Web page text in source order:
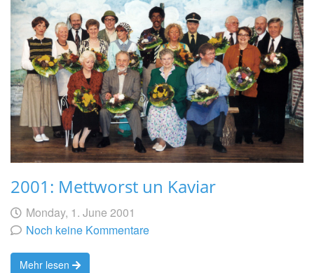
2001: Mettworst un Kaviar
Geschrieben
von
am Monday, 1. June 2001
Noch keine Kommentare
Mehr lesen